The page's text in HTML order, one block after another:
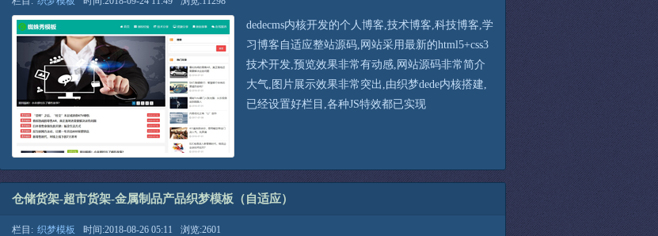
dedecms内核开发的个人博客,技术博客,科技博客,学
习博客自适应整站源码,网站采用最新的html5+css3
技术开发,预览效果非常有动感,网站源码非常简介
大气,图片展示效果非常突出,由织梦dede内核搭建,
已经设置好栏目,各种JS特效都已实现
仓储货架-超市货架-金属制品产品织梦模板（自适应）
栏目: 织梦模板 时间:2018-08-26 05:11 浏览:2601